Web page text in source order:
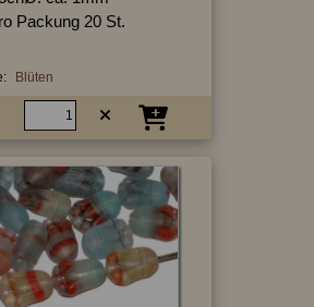
Packung 20 St.
Blüten